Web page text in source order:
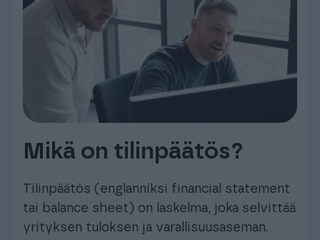
Mikä on tilinpäätös?
Tilinpäätös (englanniksi financial statement
tai balance sheet) on laskelma, joka selvittää
yrityksen tuloksen ja varallisuusaseman.